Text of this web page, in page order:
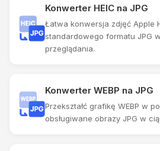
Konwerter HEIC na JPG
Łatwa konwersja zdjęć Apple
standardowego formatu JPG
przeglądania.
Konwerter WEBP na JPG
Przekształć grafikę WEBP w
obsługiwane obrazy JPG w